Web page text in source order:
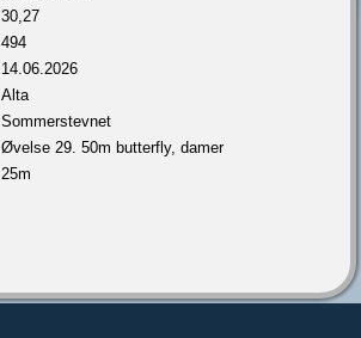
30,27
494
14.06.2026
Alta
Sommerstevnet
Øvelse 29. 50m butterfly, damer
25m